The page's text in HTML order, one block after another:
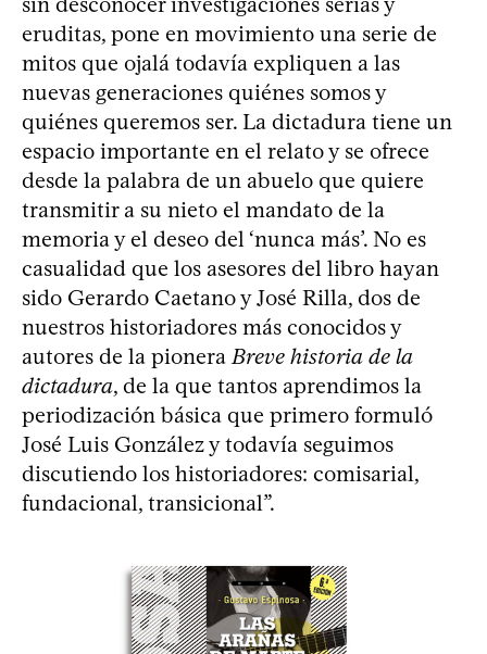
eruditas, pone en movimiento una serie de
mitos que ojalá todavía expliquen a las
nuevas generaciones quiénes somos y
quiénes queremos ser. La dictadura tiene un
espacio importante en el relato y se ofrece
desde la palabra de un abuelo que quiere
transmitir a su nieto el mandato de la
memoria y el deseo del ‘nunca más’. No es
casualidad que los asesores del libro hayan
sido Gerardo Caetano y José Rilla, dos de
nuestros historiadores más conocidos y
autores de la pioneraBreve historia de la
dictadura, de la que tantos aprendimos la
periodización básica que primero formuló
José Luis González y todavía seguimos
discutiendo los historiadores: comisarial,
fundacional, transicional”.